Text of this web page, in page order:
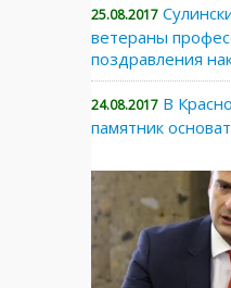
25.08.2017
ветераны
поздравления
24.08.2017 В
памятник